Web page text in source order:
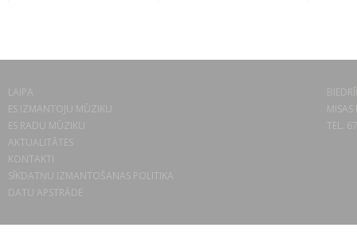
LAIPA
ES IZMANTOJU MŪZIKU
ES RADU MŪZIKU
AKTUALITĀTES
KONTAKTI
SĪKDATŅU IZMANTOŠANAS POLITIKA
DATU APSTRĀDE
TEL.